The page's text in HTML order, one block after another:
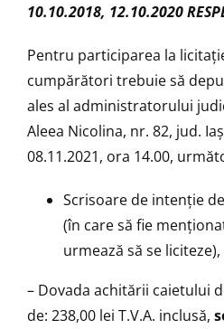
10.10.2018, 12.10.2020
Pentru participarea la
cumpărători trebuie să
ales al administratorului
Aleea Nicolina, nr. 82, jud.
08.11.2021, ora 14.00,
Scrisoare de intenţie
(în care să fie
urmează să se
– Dovada achitării caietului
de: 238,00 lei T.V.A. inclusă,